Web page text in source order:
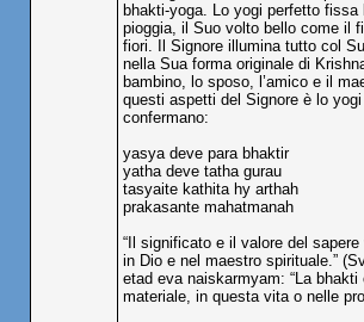
bhakti-yoga. Lo yogi perfetto
pioggia, il Suo volto bello come il
fiori. Il Signore illumina tutto col
nella Sua forma originale di
bambino, lo sposo, l’amico e il
questi aspetti del Signore è lo
confermano:
yasya deve para bhaktir
yatha deve tatha gurau
tasyaite kathita hy arthah
prakasante mahatmanah
“Il significato e il valore del
in Dio e nel maestro spirituale.”
etad eva naiskarmyam: “La
materiale, in questa vita o nelle